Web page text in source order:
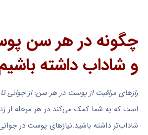
چگونه در هر سن
و شاداب داشته
رازهای مراقبت از پوست در هر سن: از جوانی
است که به شما کمک می‌کند در هر مرحله از
شاداب‌تر داشته باشید.نیازهای پوست در